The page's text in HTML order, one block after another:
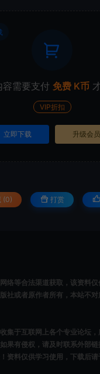
容需要支付 免费 K币
VIP折扣
立即下载 升级会员
(0) 打赏
络等合法渠道获取，该资料
社或者原作者所有，本站不
集于互联网上各个专业论坛
果有侵权，请及时联系外部链
资料仅供学习使用，下载后